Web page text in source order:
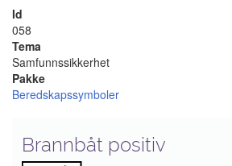
Id
058
Tema
Samfunnssikkerhet
Pakke
Beredskapssymboler
Brannbåt positiv